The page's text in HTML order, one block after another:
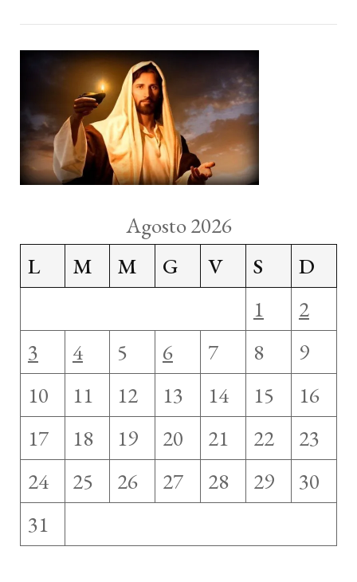
Agosto 2026
L
M M G V S
D
1
2
3
4 5 6 7 8
9
10
11 12 13 14 15
16
17
18 19 20 21 22
23
24
25 26 27 28 29
30
31